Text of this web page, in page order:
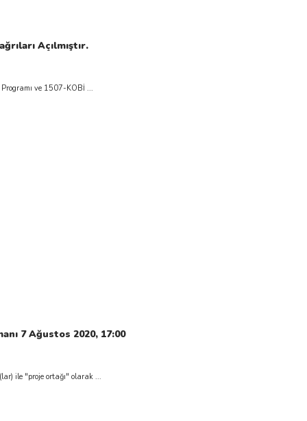
Açılmıştır.
Küçük ve Orta Büyüklükteki İşletmeler (KOBİ) ölçeğindeki kuruluşların başvuru yapabilecekleri 1501-Sanayi Ar-Ge Destek Programı ve 1507-KOBİ ...
7 Ağustos 2020, 17:00
ile "proje ortağı" olarak ...